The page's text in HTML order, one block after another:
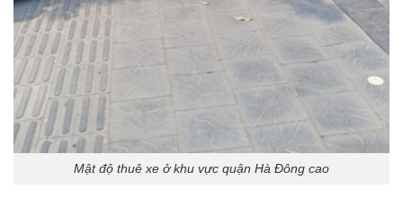
Mật độ thuê xe ở khu vực quận Hà Đông cao